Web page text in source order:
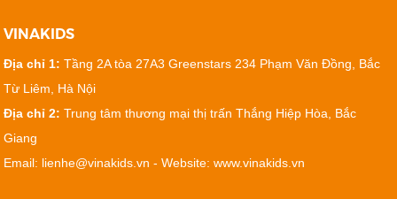
VINAKIDS
Địa chỉ 1: Tầng 2A tòa 27A3 Greenstars 234 Phạm Văn Đồng, Bắc
Từ Liêm, Hà Nội
Địa chỉ 2: Trung tâm thương mại thị trấn Thắng Hiệp Hòa, Bắc
Giang
Email: lienhe@vinakids.vn - Website: www.vinakids.vn